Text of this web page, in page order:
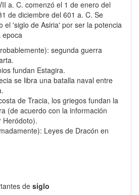
de diciembre del 601 a. C. Se
el 'siglo de Asiria' por ser la potencia
epoca
segunda guerra
fundan Estagira.
se libra una batalla naval entre
de Tracia, los griegos fundan la
(de acuerdo con la información
Heródoto).
Leyes de Dracón en
de siglo